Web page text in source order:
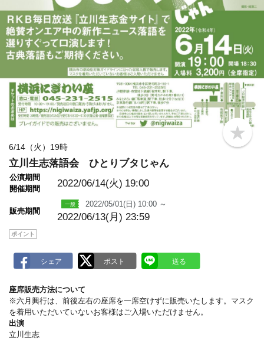
b
o
6/14（火）19時
立川生志落語会 ひとりブタじゃん
公演期間
開催期間
2022/06/14(火) 19:00
販売期間
2022/05/01(日) 10:00 ～
2022/06/13(月) 23:59
ポイント
座席販売方法について
※六月興行は、前後左右の座席を一席空けずに販売いたします。マスク
を着用いただいていないお客様はご入場いただけません。
出演
立川生志